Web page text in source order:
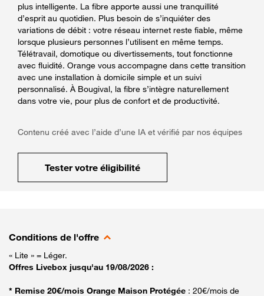
plus intelligente. La fibre apporte aussi une tranquillité
d’esprit au quotidien. Plus besoin de s’inquiéter des
variations de débit : votre réseau internet reste fiable, même
lorsque plusieurs personnes l’utilisent en même temps.
Télétravail, domotique ou divertissements, tout fonctionne
avec fluidité. Orange vous accompagne dans cette transition
avec une installation à domicile simple et un suivi
personnalisé. À Bougival, la fibre s’intègre naturellement
dans votre vie, pour plus de confort et de productivité.
Contenu créé avec l’aide d’une IA et vérifié par nos équipes
Tester votre éligibilité
Conditions de l'offre
« Lite » = Léger.
Offres Livebox jusqu'au 19/08/2026 :
* Remise 20€/mois Orange Maison Protégée : 20€/mois de